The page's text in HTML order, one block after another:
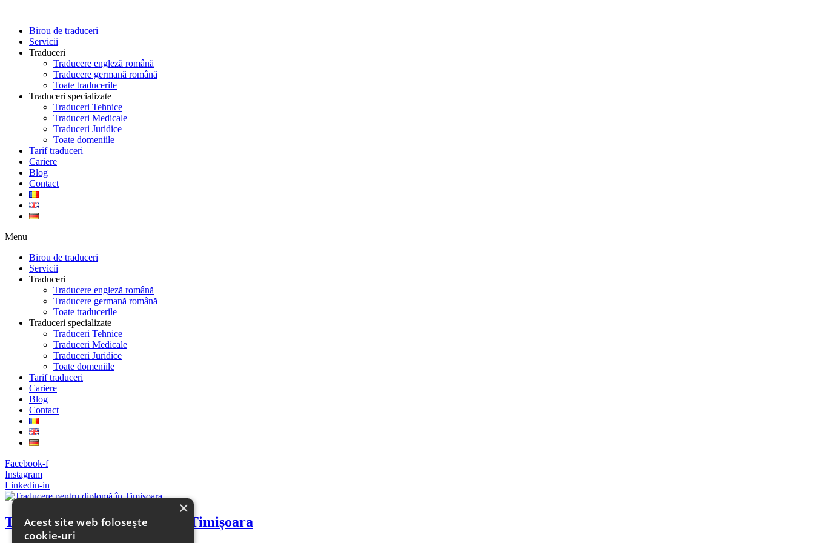
contentBirou de traduceri
Servicii
Traduceri
Traducere engleză română
Traducere germană română
Toate traducerile
Traduceri specializate
Traduceri Tehnice
Traduceri Medicale
Traduceri Juridice
Toate domeniile
Tarif traduceri
Cariere
Blog
Contact
Menu
Birou de traduceri
Servicii
Traduceri
Traducere engleză română
Traducere germană română
Toate traducerile
Traduceri specializate
Traduceri Tehnice
Traduceri Medicale
Traduceri Juridice
Toate domeniile
Tarif traduceri
Cariere
Blog
Contact
Facebook-f
Instagram
Linkedin-in
Traducere pentru diplomă în Timișoara
×
Acest site web folosește
cookie-uri